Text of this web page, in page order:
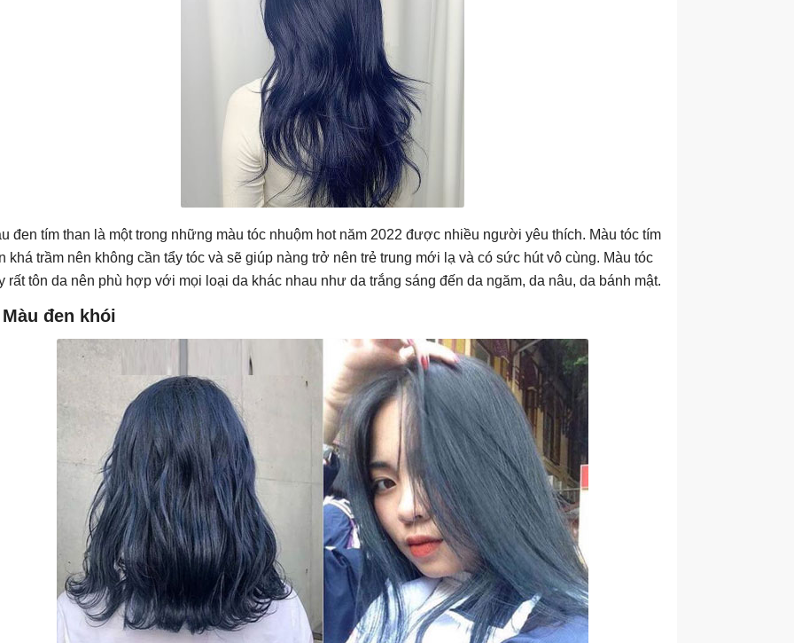
đen tím than là một trong những màu tóc nhuộm hot năm 2022 được nhiều người yêu thích. Màu tóc tím
khá trầm nên không cần tẩy tóc và sẽ giúp nàng trở nên trẻ trung mới lạ và có sức hút vô cùng. Màu tóc
rất tôn da nên phù hợp với mọi loại da khác nhau như da trắng sáng đến da ngăm, da nâu, da bánh mật.
đen khói